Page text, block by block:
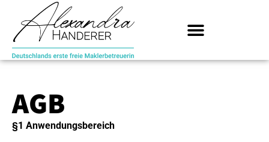
AGB
§1 Anwendungsbereich